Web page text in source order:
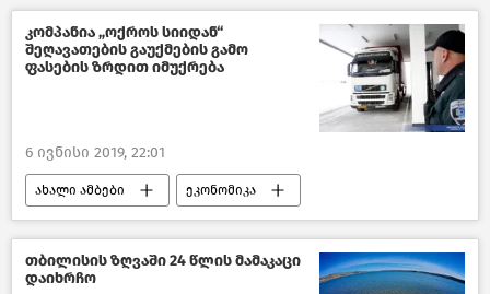
კომპანია „ოქროს სიიდან“
შეღავათების გაუქმების გამო
ფასების ზრდით იმუქრება
6 ივნისი 2019, 22:01
ახალი ამბები ეკონომიკა
საქართველოს ეკონომიკა
საქართველო
თბილისის ზღვაში 24 წლის მამაკაცი
დაიხრჩო